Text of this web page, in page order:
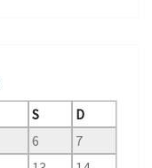
S
D
6
7